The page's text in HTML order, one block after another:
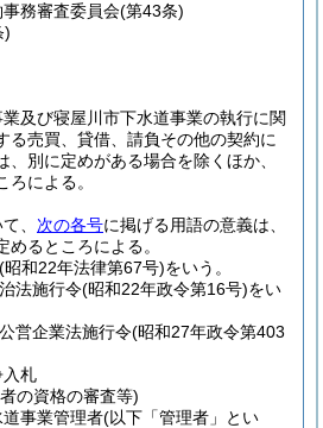
務審査委員会(第43条)
)
及び寝屋川市下水道事業の執行に関
る売買、貸借、請負その他の契約に
、別に定めがある場合を除くほか、
ろによる。
、 次の各号に掲げる用語の意義は、
めるところによる。
(昭和22年法律第67号)をいう。
法施行令(昭和22年政令第16号)をい
営企業法施行令(昭和27年政令第403
入札
の資格の審査等)
事業管理者(以下「管理者」とい